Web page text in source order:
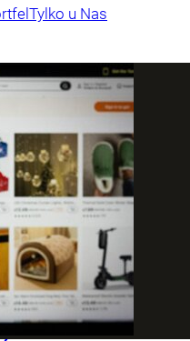
Tylko u Nas